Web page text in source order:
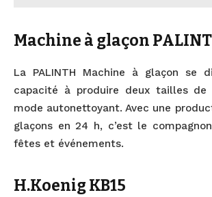
Machine à glaçon
La PALINTH Machine à glaçon se
capacité à produire deux tailles de
mode autonettoyant. Avec une
glaçons en 24 h, c’est le
fêtes et événements.
H.Koenig KB15